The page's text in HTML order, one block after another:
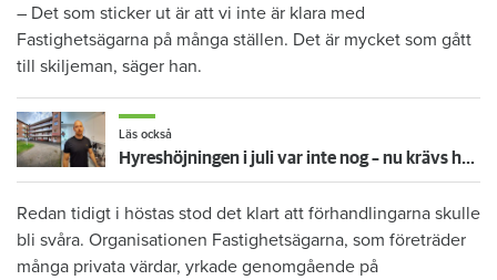
– Det som sticker ut är att vi inte är klara med
Fastighetsägarna på många ställen. Det är mycket som gått
till skiljeman, säger han.
Läs också
Hyreshöjningen i juli var inte nog – nu krävs hyresgästerna på flera tusen kronor mer i månaden
Redan tidigt i höstas stod det klart att förhandlingarna skulle
bli svåra. Organisationen Fastighetsägarna, som företräder
många privata värdar, yrkade genomgående på